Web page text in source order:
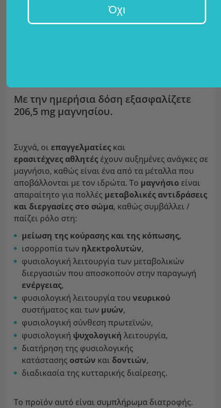
οξείδιο του μαγνησίου,
Με την ημερήσια δόση εξασφαλίζετε
206,5 mg μαγνησίου.
Συχνά, οιεπαγγελματίες και
ερασιτέχνες αθλητές έχουν αυξημένες ανάγκες σε
μαγνήσιο, καθώς είναι ένα από τα μέταλλα που
αποβάλλονται με τον ιδρώτα. Το μαγνήσιο είναι
απαραίτητο για πολλές μεταβολικές αντιδράσεις
και διεργασίες στο σώμα, καθώς συμβάλλει /
παίζει ρόλο στη:
μείωση της κούρασης και της κόπωσης,
ισορροπία των ηλεκτρολυτών,
φυσιολογική λειτουργία των μεταβολικών
διεργασιών που αποσκοπούν στην παραγωγή
ενέργειας,
φυσιολογική λειτουργία του νευρικού
συστήματος και των μυών,
φυσιολογική σύνθεση πρωτεϊνών,
φυσιολογική ψυχολογική λειτουργία,
διατήρηση της φυσιολογικής
κατάστασης οστών και δοντιών,
διαδικασία της κυτταρικής διαίρεσης.
Το προϊόν αυτό είναι συμπλήρωμα διατροφής.
Όχι